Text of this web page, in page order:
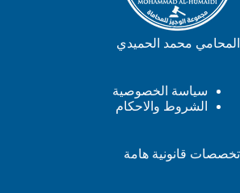
المحامي محمد الحميدي
سياسة الخصوصية
الشروط والاحكام
تخصصات قانونية هامة